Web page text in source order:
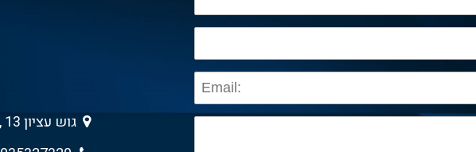
גוש עציון 13 , גבעת שמואל 5403013